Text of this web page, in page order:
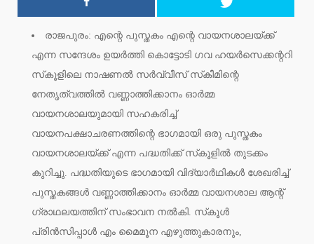
രാജപുരം: എന്റെ പുസ്തകം എന്റെ വായനശാലയ്ക്ക്
എന്ന സന്ദേശം ഉയര്‍ത്തി കൊട്ടോടി ഗവ ഹയര്‍സെക്കന്ററി
സ്‌കൂളിലെ നാഷണല്‍ സര്‍വ്വീസ് സ്‌കീമിന്റെ
നേതൃത്വത്തില്‍ വണ്ണാത്തിക്കാനം ഓര്‍മ്മ
വായനശാലയുമായി സഹകരിച്ച്
വായനപക്ഷാചരണത്തിന്റെ ഭാഗമായി ഒരു പുസ്തകം
വായനശാലയ്ക്ക് എന്ന പദ്ധതിക്ക് സ്‌കൂളില്‍ തുടക്കം
കുറിച്ചു. പദ്ധതിയുടെ ഭാഗമായി വിദ്യാര്‍ഥികള്‍ ശേഖരിച്ച്
പുസ്തകങ്ങള്‍ വണ്ണാത്തിക്കാനം ഓര്‍മ്മ വായനശാല ആന്റ്
ഗ്രാഥലയത്തിന് സംഭാവന നല്‍കി. സ്‌കൂള്‍
പ്രിന്‍സിപ്പാള്‍ എം മൈമൂന എഴുത്തുകാരനും,